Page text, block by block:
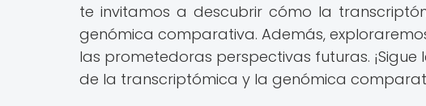
te invitamos a descubrir cómo la
genómica comparativa. Además,
las prometedoras perspectivas futuras.
de la transcriptómica y la genómica